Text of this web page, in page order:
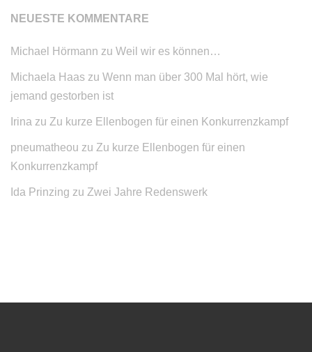
NEUESTE KOMMENTARE
Michael Hörmann zu Weil wir es können…
Michaela Haas zu Wenn man über 300 Mal hört, wie
jemand gestorben ist
Irina zu Zu kurze Ellenbogen für einen Konkurrenzkampf
pneumatheou zu Zu kurze Ellenbogen für einen
Konkurrenzkampf
Ida Prinzing zu Zwei Jahre Redenswerk